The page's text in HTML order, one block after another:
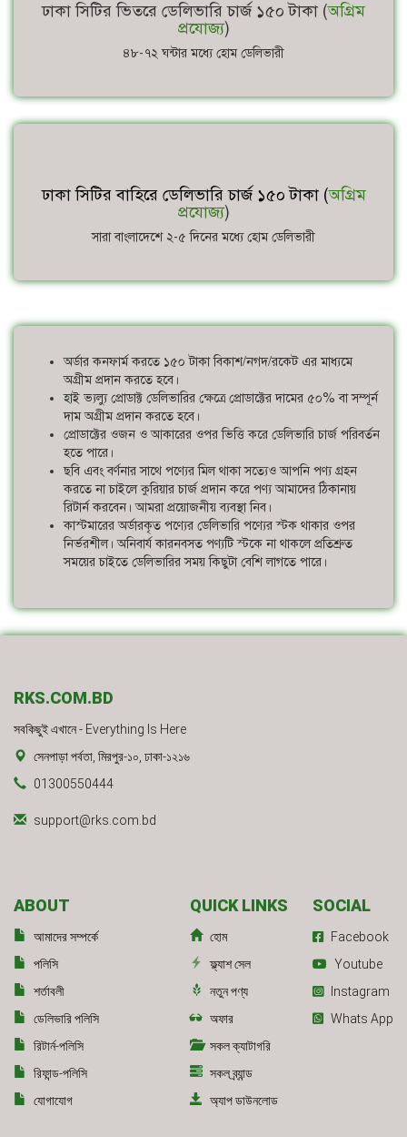
ঢাকা সিটির ভিতরে ডেলিভারি চার্জ ১৫০ টাকা (অগ্রিম
প্রযোজ্য)
৪৮-৭২ ঘন্টার মধ্যে হোম ডেলিভারী
ঢাকা সিটির বাহিরে ডেলিভারি চার্জ ১৫০ টাকা (অগ্রিম
প্রযোজ্য)
সারা বাংলাদেশে ২-৫ দিনের মধ্যে হোম ডেলিভারী
অর্ডার কনফার্ম করতে ১৫০ টাকা বিকাশ/নগদ/রকেট এর মাধ্যমে
অগ্রীম প্রদান করতে হবে।
হাই ভ্যল্যু প্রোডাক্ট ডেলিভারির ক্ষেত্রে প্রোডাক্টের দামের ৫০% বা সম্পূর্ন
দাম অগ্রীম প্রদান করতে হবে।
প্রোডাক্টের ওজন ও আকারের ওপর ভিত্তি করে ডেলিভারি চার্জ পরিবর্তন
হতে পারে।
ছবি এবং বর্ণনার সাথে পণ্যের মিল থাকা সত্যেও আপনি পণ্য গ্রহন
করতে না চাইলে কুরিয়ার চার্জ প্রদান করে পণ্য আমাদের ঠিকানায়
রিটার্ন করবেন। আমরা প্রয়োজনীয় ব্যবস্থা নিব।
কাস্টমারের অর্ডারকৃত পণ্যের ডেলিভারি পণ্যের স্টক থাকার ওপর
নির্ভরশীল। অনিবার্য কারনবসত পণ্যটি স্টকে না থাকলে প্রতিশ্রুত
সময়ের চাইতে ডেলিভারির সময় কিছুটা বেশি লাগতে পারে।
RKS.COM.BD
সবকিছুই এখানে - Everything Is Here
সেনপাড়া পর্বতা, মিরপুর-১০, ঢাকা-১২১৬
01300550444
support@rks.com.bd
ABOUT
আমাদের সম্পর্কে
পলিসি
শর্তাবলী
ডেলিভারি পলিসি
রিটার্ন-পলিসি
রিফান্ড-পলিসি
যোগাযোগ
QUICK LINKS
হোম
ফ্ল্যাশ সেল
নতুন পণ্য
অফার
সকল ক্যাটাগরি
সকল ব্র্যান্ড
অ্যাপ ডাউনলোড
SOCIAL
Facebook
Youtube
Instagram
Whats App